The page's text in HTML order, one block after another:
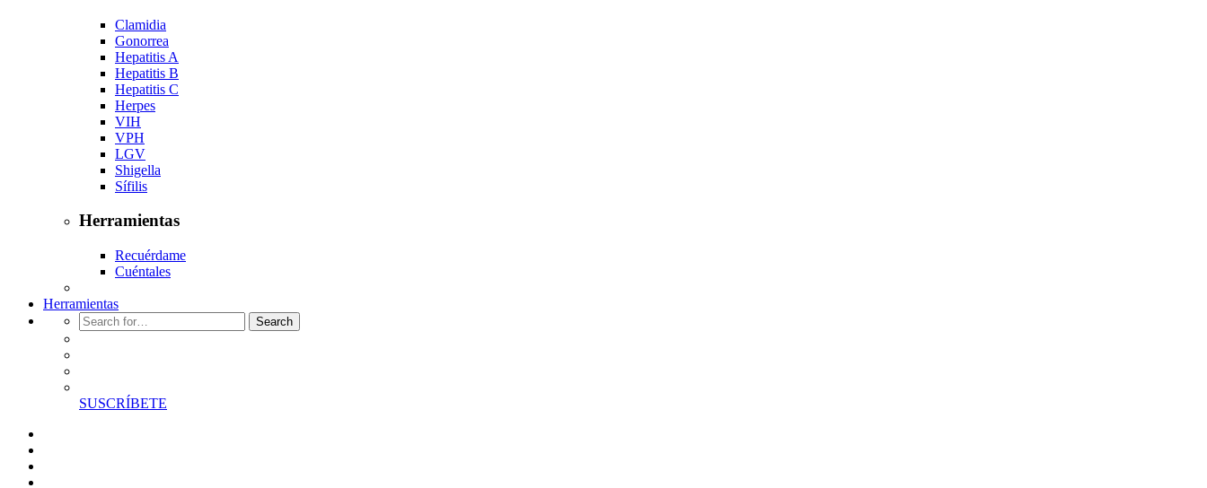
Clamidia
Gonorrea
Hepatitis A
Hepatitis B
Hepatitis C
Herpes
VIH
VPH
LGV
Shigella
Sífilis
Herramientas
Recuérdame
Cuéntales
Herramientas
Search
SUSCRÍBETE